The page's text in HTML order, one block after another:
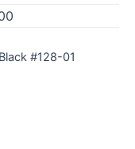
Black #128-01